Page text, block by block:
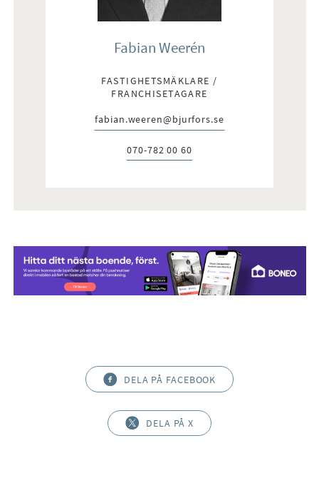
Fabian Weerén
FASTIGHETSMÄKLARE /
FRANCHISETAGARE
E-post:
fabian.weeren@bjurfors.se
Telefon:
070-782 00 60
DELA PÅ FACEBOOK
DELA PÅ X